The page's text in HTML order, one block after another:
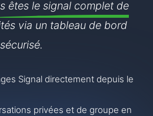
êtes le signal complet de
via un tableau de bord
sécurisé.
Signal directement depuis le
privées et de groupe en